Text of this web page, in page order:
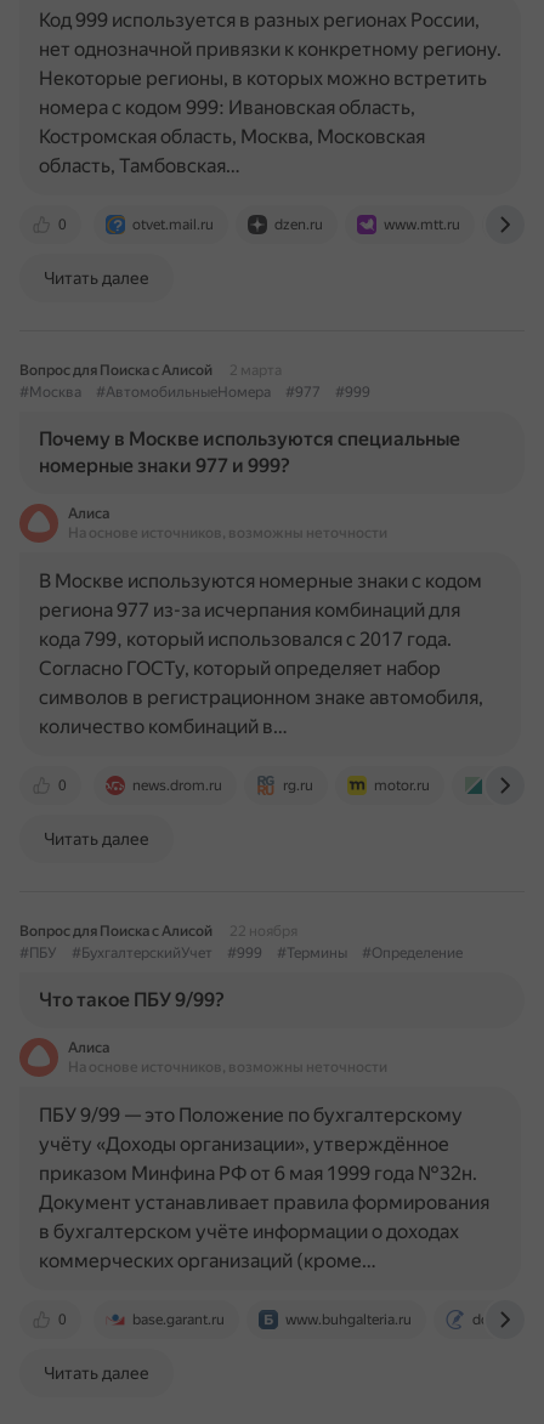
0 otvet.mail.ru dzen.ru www.mtt.ru
Код 999 используется в разных регионах России,
нет однозначной привязки к конкретному региону.
Некоторые регионы, в которых можно встретить
номера с кодом 999: Ивановская область,
Костромская область, Москва, Московская
область, Тамбовская…
Читать далее
Вопрос для Поиска с Алисой
2 марта
#Москва
#АвтомобильныеНомера #977 #999
Почему в Москве используются специальные
номерные знаки 977 и 999?
Алиса
На основе источников, возможны неточности
0 news.drom.ru rg.ru motor.ru
В Москве используются номерные знаки с кодом
региона 977 из-за исчерпания комбинаций для
кода 799, который использовался с 2017 года.
Согласно ГОСТу, который определяет набор
символов в регистрационном знаке автомобиля,
количество комбинаций в…
Читать далее
Вопрос для Поиска с Алисой
22 ноября
#ПБУ
#БухгалтерскийУчет #999 #Термины #Определение
Что такое ПБУ 9/99?
Алиса
На основе источников, возможны неточности
0 base.garant.ru www.buhgalteria.ru
ПБУ 9/99 — это Положение по бухгалтерскому
учёту «Доходы организации», утверждённое
приказом Минфина РФ от 6 мая 1999 года №32н.
Документ устанавливает правила формирования
в бухгалтерском учёте информации о доходах
коммерческих организаций (кроме…
Читать далее